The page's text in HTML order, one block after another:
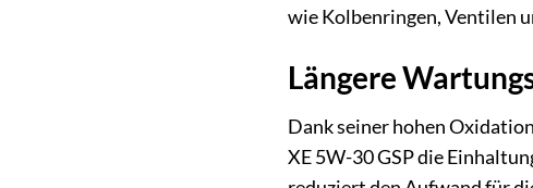
wie Kolbenringen, Ventilen
Längere
Dank seiner hohen
XE 5W-30 GSP die